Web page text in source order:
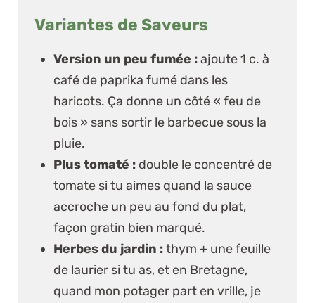
Variantes de Saveurs
Version un peu fumée :ajoute 1 c. à
café de paprika fumé dans les
haricots. Ça donne un côté « feu de
bois » sans sortir le barbecue sous la
pluie.
Plus tomaté : double le concentré de
tomate si tu aimes quand la sauce
accroche un peu au fond du plat,
façon gratin bien marqué.
Herbes du jardin :thym + une feuille
de laurier si tu as, et en Bretagne,
quand mon potager part en vrille, je